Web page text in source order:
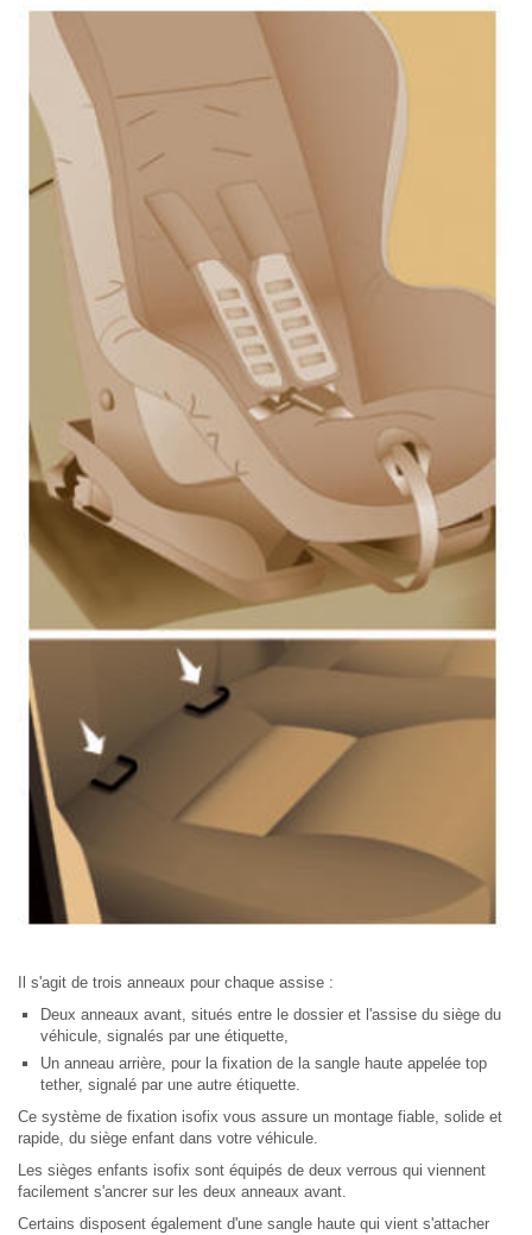
Il s'agit de trois anneaux pour chaque assise :
Deux anneaux avant, situés entre le dossier et l'assise du siège du
véhicule, signalés par une étiquette,
Un anneau arrière, pour la fixation de la sangle haute appelée top
tether, signalé par une autre étiquette.
Ce système de fixation isofix vous assure un montage fiable, solide et
rapide, du siège enfant dans votre véhicule.
Les sièges enfants isofix sont équipés de deux verrous qui viennent
facilement s'ancrer sur les deux anneaux avant.
Certains disposent également d'une sangle haute qui vient s'attacher